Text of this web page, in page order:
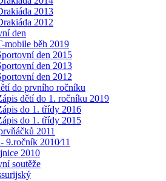
2013
2012
den
mobile běh 2019
den 2015
den 2013
den 2012
do prvního ročníku
dětí do 1. ročníku 2019
do 1. třídy 2016
do 1. třídy 2015
2011
9.ročník 2010⁄11
2010
soutěže